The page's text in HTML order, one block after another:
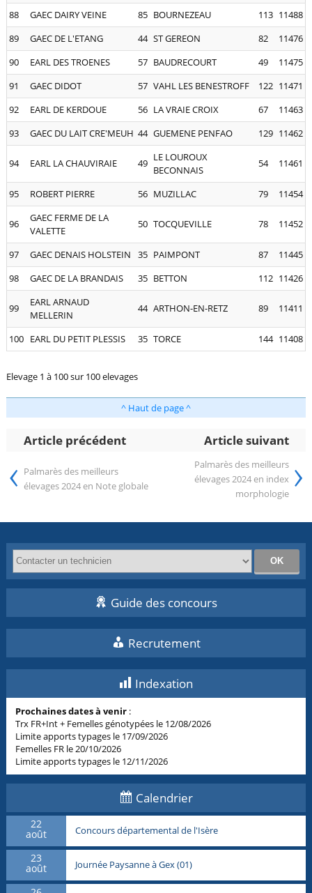
88 GAEC DAIRY VEINE 85 BOURNEZEAU 113 11488
89
GAEC DE L'ETANG 44 ST GEREON 82
11476
90
EARL DES TROENES 57 BAUDRECOURT 49
11475
91
GAEC DIDOT 57 VAHL LES BENESTROFF 122 11471
92
EARL DE KERDOUE 56 LA VRAIE CROIX 67
11463
93
GAEC DU LAIT CRE'MEUH 44 GUEMENE PENFAO 129 11462
94 EARL LA CHAUVIRAIE 49 LE LOUROUX
BECONNAIS
54 11461
95 ROBERT PIERRE 56 MUZILLAC 79 11454
96
GAEC FERME DE LA
VALETTE
50 TOCQUEVILLE 78 11452
97 GAEC DENAIS HOLSTEIN 35 PAIMPONT 87
11445
98
GAEC DE LA BRANDAIS 35 BETTON 112 11426
99
EARL ARNAUD
MELLERIN
44 ARTHON-EN-RETZ 89 11411
100 EARL DU PETIT PLESSIS 35 TORCE 144 11408
Elevage 1 à 100 sur 100 elevages
^ Haut de page ^
Article précédent Article suivant
‹ Palmarès des meilleurs
élevages 2024 en Note globale
Palmarès des meilleurs
élevages 2024 en index
morphologie ›
Guide des concours
Recrutement
Indexation
Prochaines dates à venir :
Trx FR+Int + Femelles génotypées le 12/08/2026
Limite apports typages le 17/09/2026
Femelles FR le 20/10/2026
Limite apports typages le 12/11/2026
Calendrier
22
août Concours départemental de l'Isère
23
août Journée Paysanne à Gex (01)